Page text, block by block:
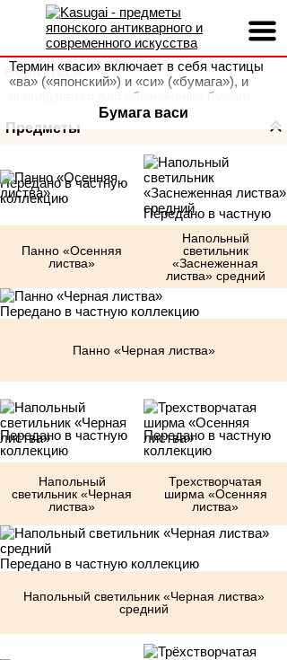
Вернуться
Бумага васи
Термин «васи» включает в себя частицы
«ва» («японский») и «си» («бумага»), и
используется для обозначения бумаги,
сделанной традиционным образом. Васи
намного прочнее бумаги из древесной
традиционных искусствах Японии.
Предметы
Передано в частную
коллекцию
Панно «Осенняя
листва»
Передано в частную
коллекцию
Напольный
светильник
«Заснеженная
листва» средний
Передано в частную коллекцию
Панно «Черная листва»
Передано в частную
коллекцию
Напольный
светильник «Черная
листва»
Передано в частную
коллекцию
Трехстворчатая
ширма «Осенняя
листва»
Передано в частную коллекцию
Напольный светильник «Черная листва»
средний